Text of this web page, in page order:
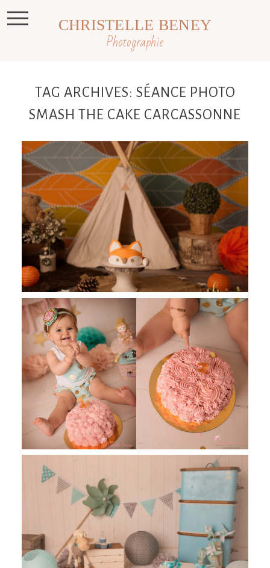
Photographie
CHRISTELLE BENEY
TAG ARCHIVES: SÉANCE PHOTO
SMASH THE CAKE CARCASSONNE
Marin, Smash the cake Toulouse,
Castres et Revel
Louna, séance anniversaire, smash
the cake Toulouse Castres
Jules, 1 an , Séance anniversaire,
smash the cake Toulouse, Castres
Revel